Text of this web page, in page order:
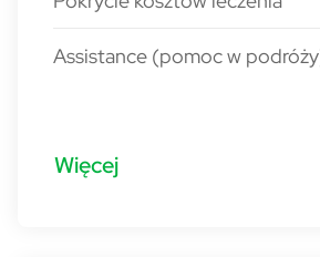
Assistance (pomoc w
Więcej